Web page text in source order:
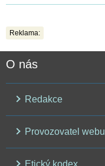
Reklama:
O nás
Redakce
Provozovatel webu
Etický kodex